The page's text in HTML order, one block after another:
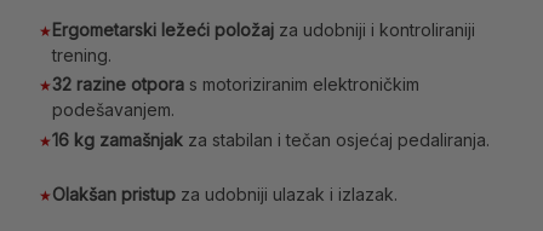
★Ergometarski ležeći položaj za udobniji i kontroliraniji
trening.
★32 razine otpora s motoriziranim elektroničkim
podešavanjem.
★16 kg zamašnjak za stabilan i tečan osjećaj pedaliranja.
★Olakšan pristup za udobniji ulazak i izlazak.